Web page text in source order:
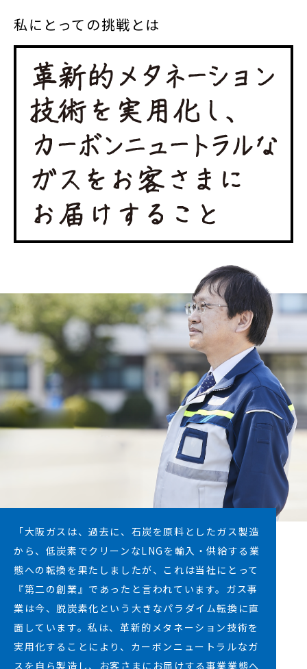
私にとっての挑戦とは
「大阪ガスは、過去に、石炭を原料としたガス製造
から、低炭素でクリーンなLNGを輸入・供給する業
態への転換を果たしましたが、これは当社にとって
『第二の創業』であったと言われています。ガス事
業は今、脱炭素化という大きなパラダイム転換に直
面しています。私は、革新的メタネーション技術を
実用化することにより、カーボンニュートラルなガ
スを自ら製造し、お客さまにお届けする事業業態へ